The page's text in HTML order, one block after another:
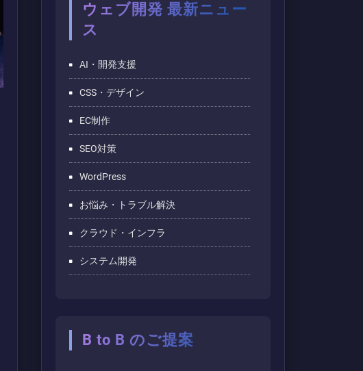
ウェブ開発 最新ニュー
ス
AI・開発支援
CSS・デザイン
EC制作
SEO対策
WordPress
お悩み・トラブル解決
クラウド・インフラ
システム開発
B to B のご提案